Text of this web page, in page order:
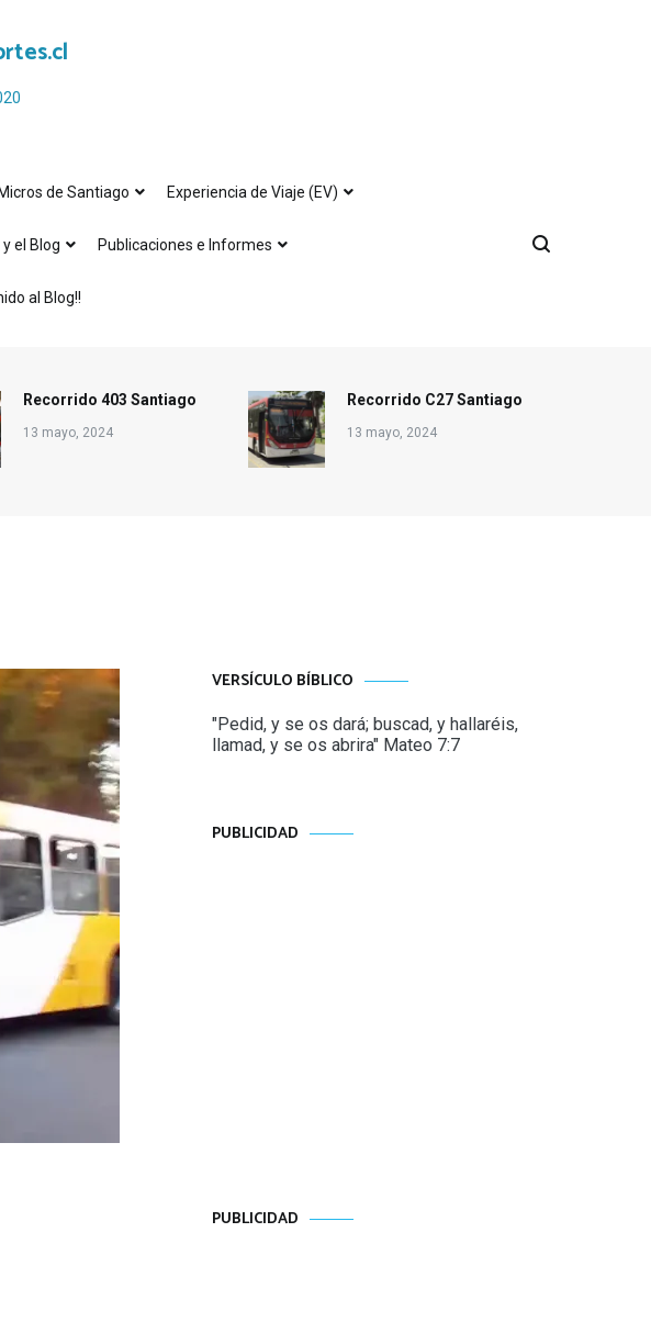
de Santiago Experiencia de Viaje (EV)
el Blog Publicaciones e Informes
al Blog!!
Recorrido 403 Santiago
13 mayo, 2024
Recorrido C27 Santiago
13 mayo, 2024
VERSÍCULO BÍBLICO
"Pedid, y se os dará; buscad, y hallaréis,
llamad, y se os abrira" Mateo 7:7
PUBLICIDAD
PUBLICIDAD